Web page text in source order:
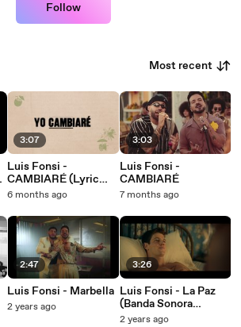
Follow
Most recent
3:07
Luis Fonsi -
CAMBIARÉ (Lyric
Video)
6 months ago
2:47
Luis Fonsi - Marbella
2 years ago
3:03
Luis Fonsi -
CAMBIARÉ
7 months ago
3:26
Luis Fonsi - La Paz
(Banda Sonora
Original de la serie
2 years ago